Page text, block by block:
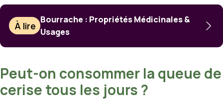
À lire
Bourrache : Propriétés Médicinales &
Usages
Peut-on consommer la queue de
cerise tous les jours ?